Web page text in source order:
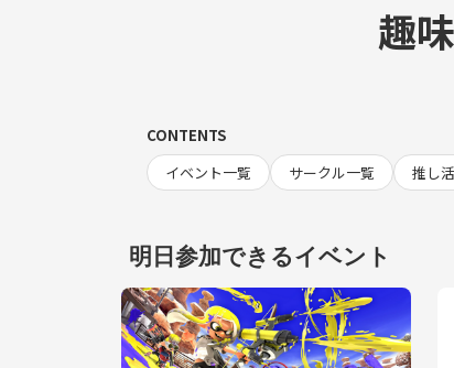
趣
CONTENTS
イベント一覧
サークル一覧 推し活
明日参加できるイベント